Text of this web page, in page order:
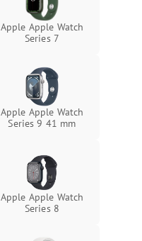
Apple Apple Watch
Series 7
Apple Apple Watch
Series 9 41 mm
Apple Apple Watch
Series 8